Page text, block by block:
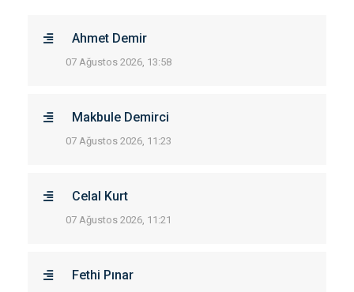
Ahmet Demir
07 Ağustos 2026, 13:58
Makbule Demirci
07 Ağustos 2026, 11:23
Celal Kurt
07 Ağustos 2026, 11:21
Fethi Pınar